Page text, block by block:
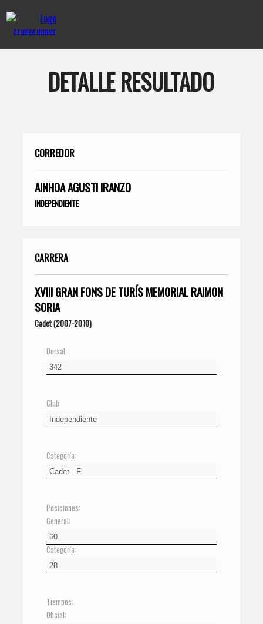
DETALLE RESULTADO
CORREDOR
AINHOA AGUSTI IRANZO
INDEPENDIENTE
CARRERA
XVIII GRAN FONS DE TURÍS MEMORIAL RAIMON
SORIA
Cadet (2007-2010)
Dorsal:
Club:
Categoría:
Posiciones:
General:
Categoría:
Tiempos:
Oficial: